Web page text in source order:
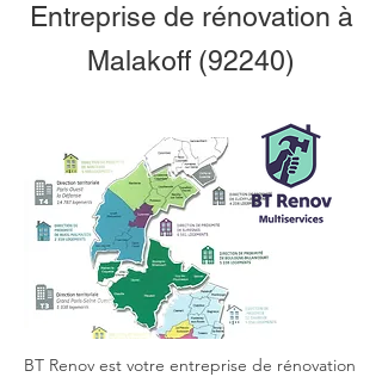
Entreprise de rénovation à
Malakoff (92240)
BT Renov est votre entreprise de rénovation